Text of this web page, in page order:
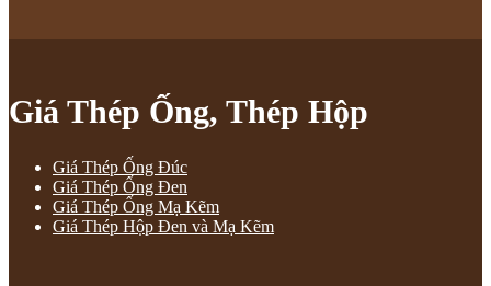
Giá Thép Ống, Thép Hộp
Giá Thép Ống Đúc
Giá Thép Ống Đen
Giá Thép Ống Mạ Kẽm
Giá Thép Hộp Đen và Mạ Kẽm